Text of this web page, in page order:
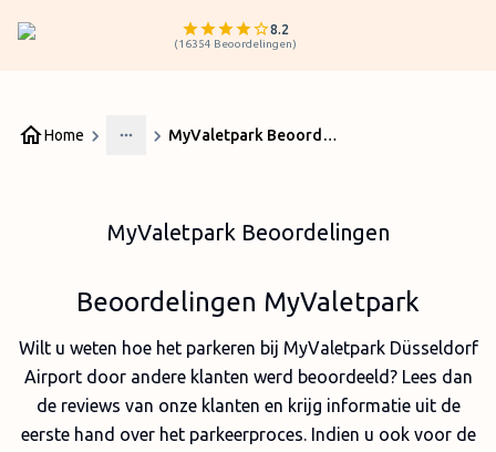
8.2
(16354 Beoordelingen)
Home
More
MyValetpark Beoordelingen
MyValetpark Beoordelingen
Beoordelingen MyValetpark
Wilt u weten hoe het parkeren bij MyValetpark Düsseldorf
Airport door andere klanten werd beoordeeld? Lees dan
de reviews van onze klanten en krijg informatie uit de
eerste hand over het parkeerproces. Indien u ook voor de